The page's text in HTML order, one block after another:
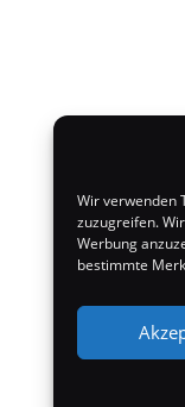
Wir verwenden
zuzugreifen.
Werbung
bestimmte